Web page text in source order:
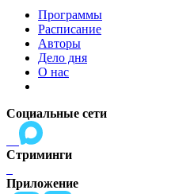
Программы
Расписание
Авторы
Дело дня
О нас
Социальные сети
Стриминги
Приложение